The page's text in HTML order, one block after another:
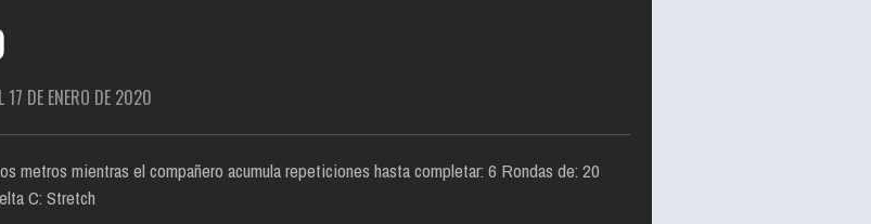
17 DE ENERO DE 2020
metros mientras el compañero acumula repeticiones hasta completar: 6 Rondas de: 20
C: Stretch